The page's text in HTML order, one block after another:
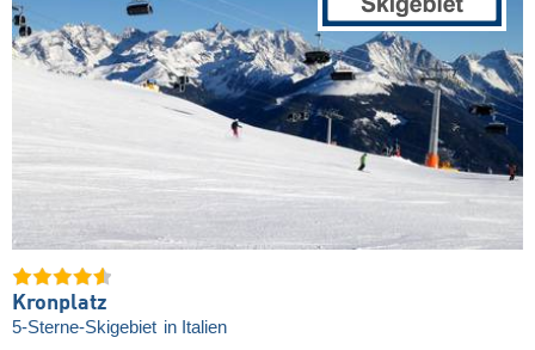
Kronplatz
5-Sterne-Skigebiet in Italien